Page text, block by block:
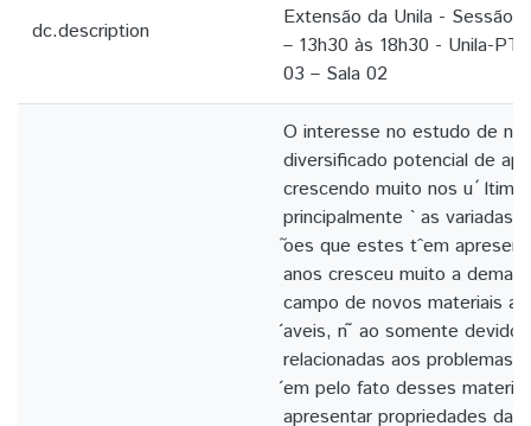
dc.description
Extensão da Unila - Sessão
– 13h30 às 18h30 - Unila-
03 – Sala 02
O interesse no estudo de
diversificado potencial de
crescendo muito nos u
principalmente ` as variadas
̃oes que estes tˆem
anos cresceu muito a
campo de novos materiais a
́aveis, n ̃ ao somente devido
relacionadas aos problemas
́em pelo fato desses
apresentar propriedades